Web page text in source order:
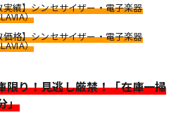
績】シンセサイザー・電子楽器
）
格】シンセサイザー・電子楽器
）
限り！見逃し厳禁！「在庫一掃
」